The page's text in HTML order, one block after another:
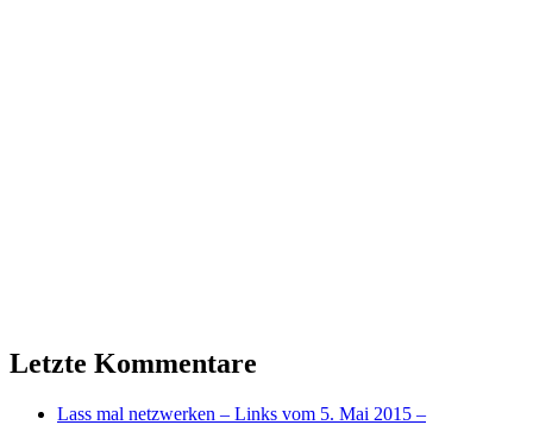
Letzte Kommentare
Lass mal netzwerken – Links vom 5. Mai 2015 –